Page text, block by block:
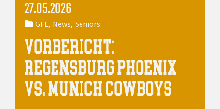
27.05.2026
GFL News Seniors
VORBERICHT:
REGENSBURG PHOENIX
VS. MUNICH COWBOYS